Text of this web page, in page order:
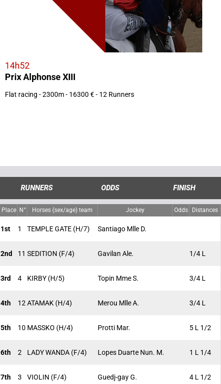
14h52
Prix Alphonse XIII
Flat racing - 2300m - 16300 € - 12 Runners
RUNNERS ODDS FINISH
Place N° Horses (sex/age) team Jockey Odds Distances
1st 1 TEMPLE GATE (H/7) Santiago Mlle D.
2nd 11 SEDITION (F/4) Gavilan Ale. 1/4 L
3rd 4 KIRBY (H/5) Topin Mme S. 3/4 L
4th 12 ATAMAK (H/4) Merou Mlle A. 3/4 L
5th 10 MASSKO (H/4) Protti Mar. 5 L 1/2
6th 2 LADY WANDA (F/4) Lopes Duarte Nun. M. 1 L 1/4
7th 3 VIOLIN (F/4) Guedj-gay G. 4 L 1/2